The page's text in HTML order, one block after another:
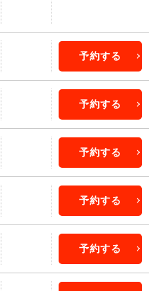
予約する
予約する
予約する
予約する
予約する